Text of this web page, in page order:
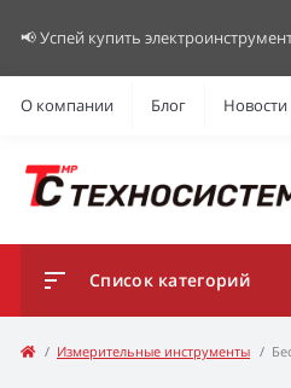
📢 Успей купить
О компании Блог Новости
Список категорий
Измерительные инструменты